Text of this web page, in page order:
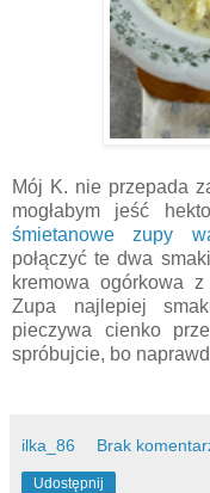
Mój K. nie przepada
mogłabym jeść
śmietanowe zupy
połączyć te dwa
kremowa ogórkowa
Zupa najlepiej
pieczywa cienko
spróbujcie, bo
ilka_86 Brak
Udostępnij